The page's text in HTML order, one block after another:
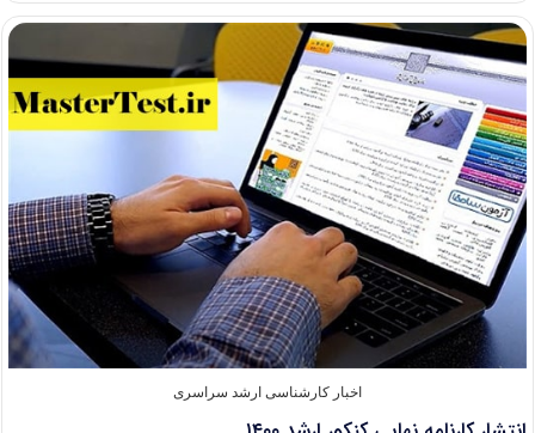
نقص
معدل
داوطلبان
ارشد
بدون
کنکور
دانشگاه
آزاد
۱۴۰۰
اخبار کارشناسی ارشد سراسری